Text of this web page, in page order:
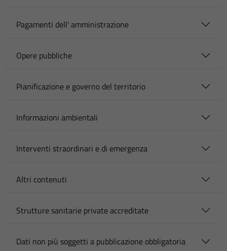
Pagamenti dell' amministrazione
Opere pubbliche
Pianificazione e governo del territorio
Informazioni ambientali
Interventi straordinari e di emergenza
Altri contenuti
Strutture sanitarie private accreditate
Dati non più soggetti a pubblicazione obbligatoria